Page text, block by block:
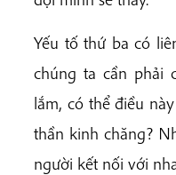
Yếu tố thứ ba có
chúng ta cần phải
lắm, có thể điều
thần kinh chăng?
người kết nối với